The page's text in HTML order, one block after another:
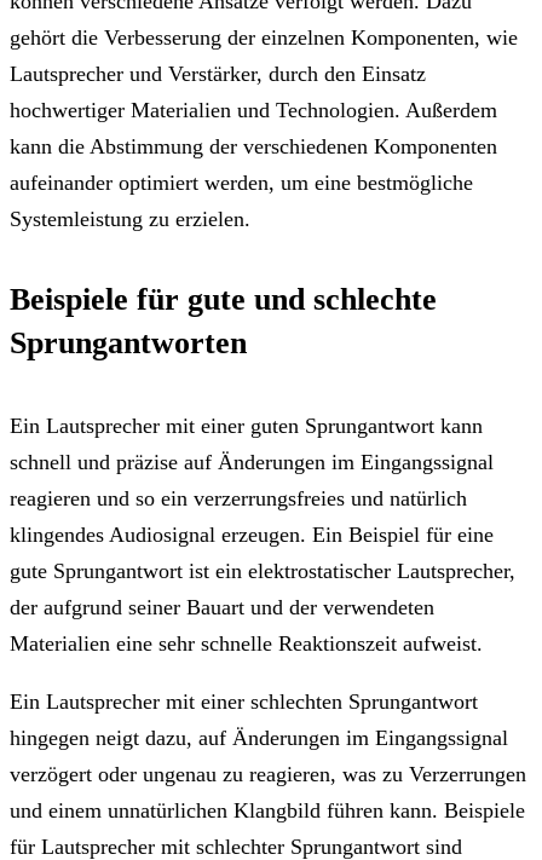
gehört die Verbesserung der einzelnen Komponenten, wie
Lautsprecher und Verstärker, durch den Einsatz
hochwertiger Materialien und Technologien. Außerdem
kann die Abstimmung der verschiedenen Komponenten
aufeinander optimiert werden, um eine bestmögliche
Systemleistung zu erzielen.
Beispiele für gute und schlechte
Sprungantworten
Ein Lautsprecher mit einer guten Sprungantwort kann
schnell und präzise auf Änderungen im Eingangssignal
reagieren und so ein verzerrungsfreies und natürlich
klingendes Audiosignal erzeugen. Ein Beispiel für eine
gute Sprungantwort ist ein elektrostatischer Lautsprecher,
der aufgrund seiner Bauart und der verwendeten
Materialien eine sehr schnelle Reaktionszeit aufweist.
Ein Lautsprecher mit einer schlechten Sprungantwort
hingegen neigt dazu, auf Änderungen im Eingangssignal
verzögert oder ungenau zu reagieren, was zu Verzerrungen
und einem unnatürlichen Klangbild führen kann. Beispiele
für Lautsprecher mit schlechter Sprungantwort sind